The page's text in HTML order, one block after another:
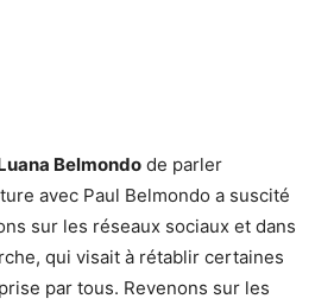
Belmondo de parler
avec Paul Belmondo a suscité
sur les réseaux sociaux et dans
qui visait à rétablir certaines
par tous. Revenons sur les